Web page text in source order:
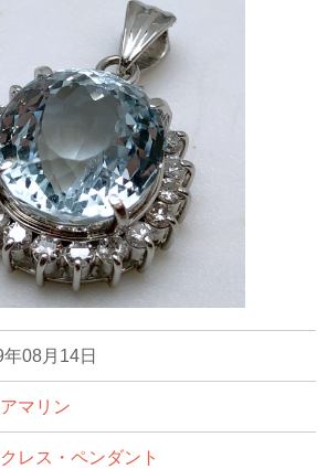
年08月14日
マリン
レス・ペンダント